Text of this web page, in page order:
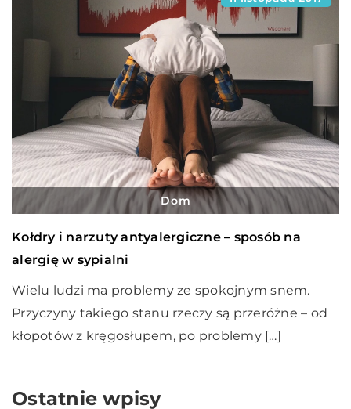
Dom
Kołdry i narzuty antyalergiczne – sposób na
alergię w sypialni
Wielu ludzi ma problemy ze spokojnym snem.
Przyczyny takiego stanu rzeczy są przeróżne – od
kłopotów z kręgosłupem, po problemy […]
Ostatnie wpisy